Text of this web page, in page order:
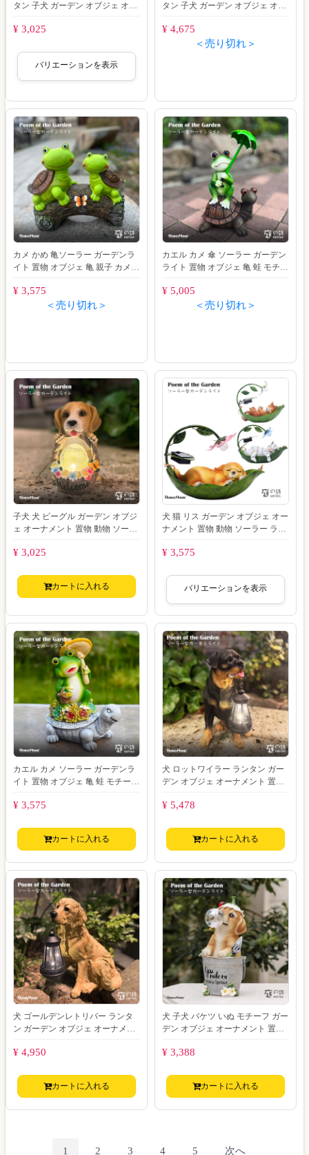
タン 子犬 ガーデン オブジェ オー
ト
¥ 3,025
バリエーションを表示
タン 子犬 ガーデン オブジェ オー
ト ガ
¥ 4,675
＜売り切れ＞
カメ かめ 亀ソーラー ガーデンラ
イト 置物 オブジェ 亀 親子 カメ
¥ 3,575
＜売り切れ＞
カエル カメ 傘 ソーラー ガーデン
ライト 置物 オブジェ 亀 蛙 モチー
¥ 5,005
＜売り切れ＞
子犬 犬 ビーグル ガーデン オブジ
ェ オーナメント 置物 動物 ソーラ
¥ 3,025
カートに入れる
犬 猫 リス ガーデン オブジェ オー
ナメント 置物 動物 ソーラー ライ
¥ 3,575
バリエーションを表示
カエル カメ ソーラー ガーデンラ
イト 置物 オブジェ 亀 蛙 モチーフ
¥ 3,575
カートに入れる
犬 ロットワイラー ランタン ガー
デン オブジェ オーナメント 置物
イト
¥ 5,478
カートに入れる
犬 ゴールデンレトリバー ランタ
ン ガーデン オブジェ オーナメン
デン
¥ 4,950
カートに入れる
犬 子犬 バケツ いぬ モチーフ ガー
デン オブジェ オーナメント 置物
¥ 3,388
カートに入れる
1 2 3 4 5 次へ